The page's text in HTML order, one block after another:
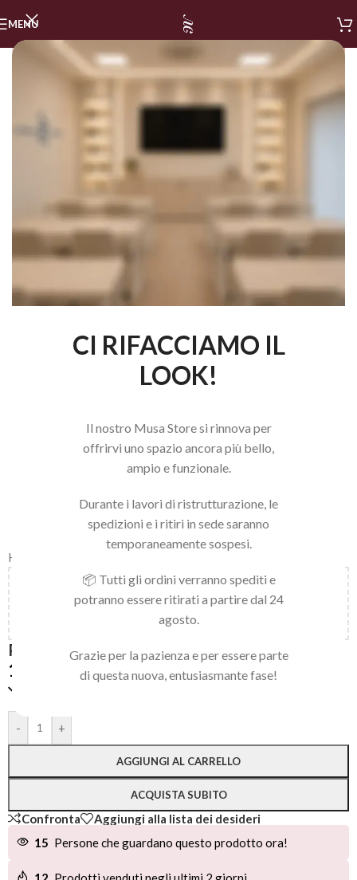
CI RIFACCIAMO IL
LOOK!
Il nostro Musa Store si rinnova per
offrirvi uno spazio ancora più bello,
ampio e funzionale.
Durante i lavori di ristrutturazione, le
spedizioni e i ritiri in sede saranno
temporaneamente sospesi.
📦 Tutti gli ordini verranno spediti e
potranno essere ritirati a partire dal 24
agosto.
Grazie per la pazienza e per essere parte
di questa nuova, entusiasmante fase!
MENU
Home
150,00
al carrello e ottieni la spedizione
PRESS ON NATURAL MEDIUM ALMOND 01
16,90
- +
AGGIUNGI AL CARRELLO
ACQUISTA SUBITO
Alternative:
Confronta
Aggiungi alla lista dei desideri
15 Persone che guardano questo prodotto ora!